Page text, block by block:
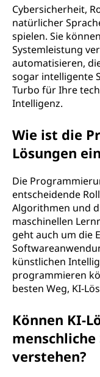
Cybersicherheit,
natürlicher
spielen. Sie
Systemleistung
automatisieren,
sogar intelligente
Turbo für Ihre
Intelligenz.
Wie ist die
Lösungen
Die
entscheidende
Algorithmen und
maschinellen
geht auch um die
künstlichen
programmieren
besten Weg, KI-
Können KI-
verstehen?